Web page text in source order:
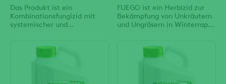
Das Produkt ist ein
Kombinationsfungizid mit
systemischer und
Falschem Mehltaupilzen an
Weinreben. Der systemische
FUEGO ist ein Herbizid zur
Bekämpfung von Unkräutern
und Ungräsern in Winterraps.
über das Blatt aufgenommen.
Die Unkräuter werden